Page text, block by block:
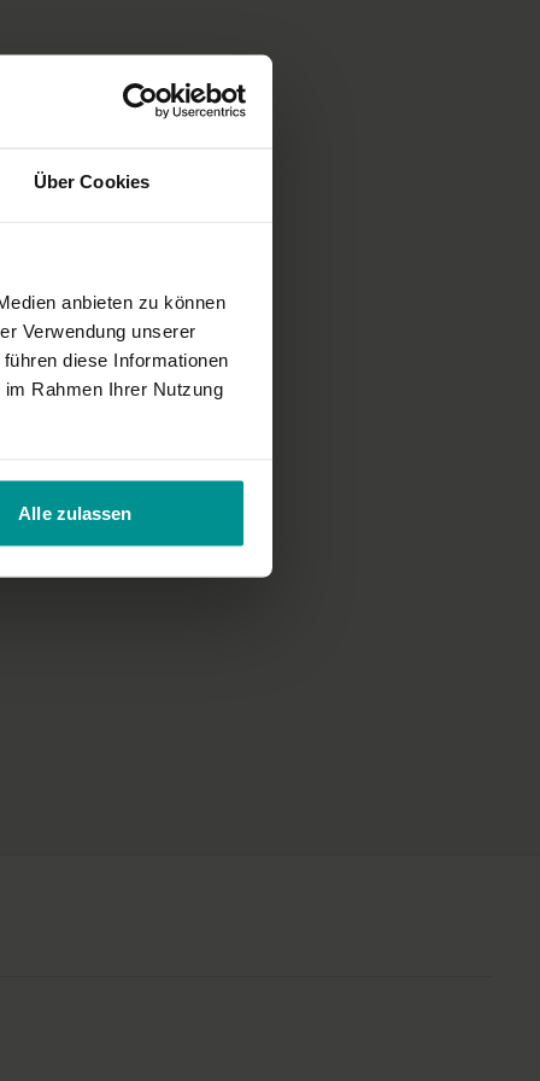
Über Cookies
anbieten zu können
Verwendung unserer
diese Informationen
Rahmen Ihrer Nutzung
Alle zulassen
du das Programm in zehn Tagen absolvierst und immer
tägliche Abendritual lernen Körper und Geist, sich abends
aber merkst, dass dich das tägliche Üben in Stress bringt,
übst, dass du einen spürbaren, langfristigen Effekt